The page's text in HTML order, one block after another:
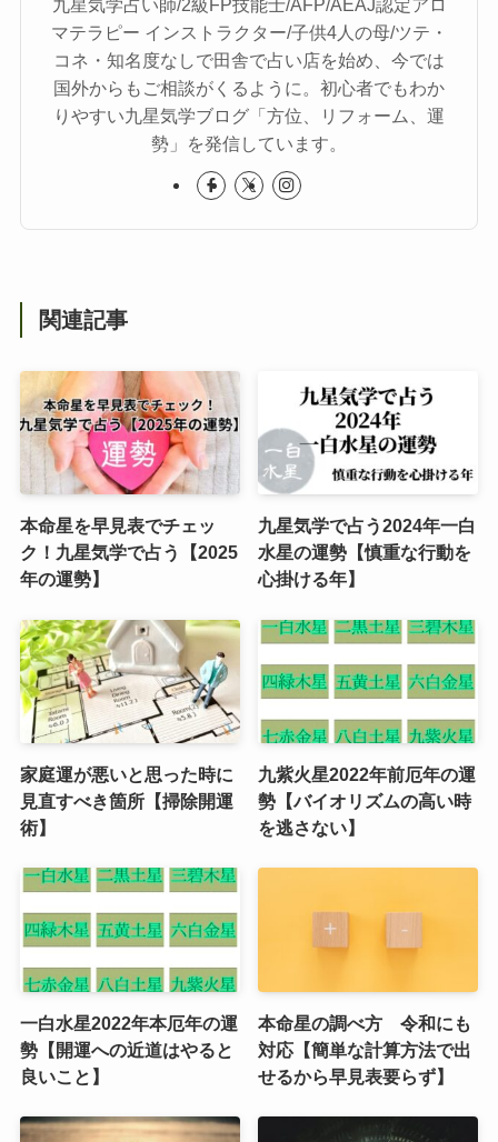
九星気学占い師/2級FP技能士/AFP/AEAJ認定アロ
マテラピー インストラクター/子供4人の母/ツテ・
コネ・知名度なしで田舎で占い店を始め、今では
国外からもご相談がくるように。初心者でもわか
りやすい九星気学ブログ「方位、リフォーム、運
勢」を発信しています。
関連記事
本命星を早見表でチェッ
ク！九星気学で占う【2025
年の運勢】
九星気学で占う2024年一白
水星の運勢【慎重な行動を
心掛ける年】
家庭運が悪いと思った時に
見直すべき箇所【掃除開運
術】
九紫火星2022年前厄年の運
勢【バイオリズムの高い時
を逃さない】
一白水星2022年本厄年の運
勢【開運への近道はやると
良いこと】
本命星の調べ方 令和にも
対応【簡単な計算方法で出
せるから早見表要らず】